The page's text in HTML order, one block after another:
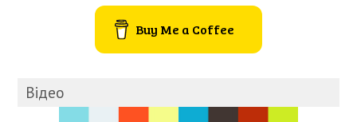
Buy Me a Coffee
Відео